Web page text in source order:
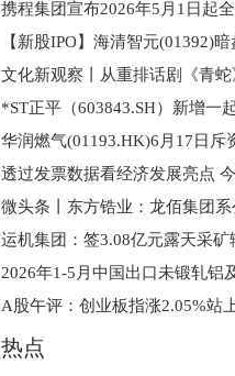
微头条丨东方锆业：龙佰集团
2026年1-5月中国出口未锻轧铝
热点